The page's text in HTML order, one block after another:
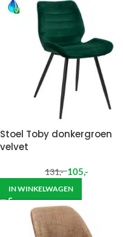
Stoel Toby donkergroen
velvet
131,- 105,-
IN WINKELWAGEN